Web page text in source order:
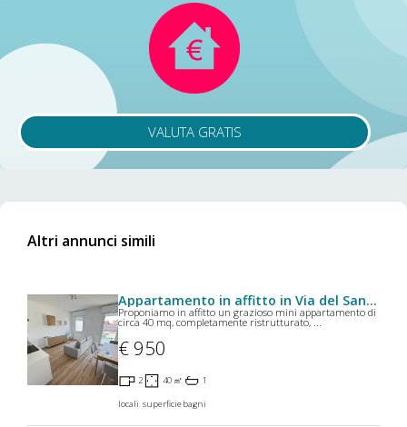
VALUTA GRATIS
Altri annunci simili
Appartamento in affitto in Via del Santo a Limena
Proponiamo in affitto un grazioso mini appartamento di
circa 40 mq, completamente ristrutturato, ...
€ 950
2
locali
40 ㎡
superficie
1
bagni